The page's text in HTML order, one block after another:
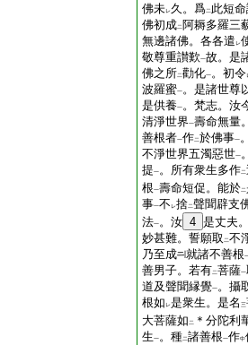
佛未レ久。爲二 此短
佛初成二 阿耨多羅三
無邊諸佛。各各遣 レ
敬尊重讃歎一故。是
佛之所二勸化一。初令
波羅蜜一。是諸世尊
是供養一。梵志。汝
清淨世界一壽命無量
善根者一作二於佛事一
不淨世界五濁惡世一
提一。所有衆生多作二
根一壽命短促。能於二
事一不 レ捨二聲聞辟支
法一。汝 4 是丈夫
妙甚難。誓願取 二不
乃至成
就諸不善根
善男子。若有二菩薩一
道及聲聞縁覺一。攝
根如 レ是衆生。是名 三
大菩薩如 二
＊分陀利
生一。種二諸善根一作中